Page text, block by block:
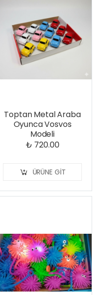
Toptan Metal Araba
Oyunca Vosvos
Modeli
₺ 720.00
ÜRÜNE GIT